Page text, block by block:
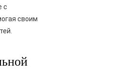
с
своим